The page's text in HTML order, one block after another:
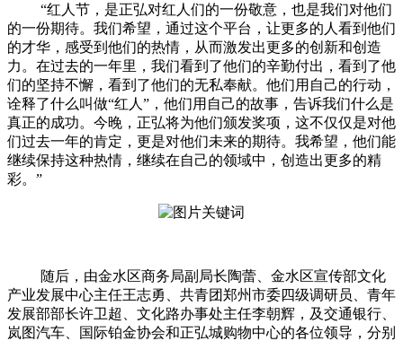
“红人节，是正弘对红人们的一份敬意，也是我们对他们
的一份期待。我们希望，通过这个平台，让更多的人看到他们
的才华，感受到他们的热情，从而激发出更多的创新和创造
力。在过去的一年里，我们看到了他们的辛勤付出，看到了他
们的坚持不懈，看到了他们的无私奉献。他们用自己的行动，
诠释了什么叫做“红人”，他们用自己的故事，告诉我们什么是
真正的成功。今晚，正弘将为他们颁发奖项，这不仅仅是对他
们过去一年的肯定，更是对他们未来的期待。我希望，他们能
继续保持这种热情，继续在自己的领域中，创造出更多的精
彩。”
随后，由金水区商务局副局长陶蕾、金水区宣传部文化
产业发展中心主任王志勇、共青团郑州市委四级调研员、青年
发展部部长许卫超、文化路办事处主任李朝辉，及交通银行、
岚图汽车、国际铂金协会和正弘城购物中心的各位领导，分别